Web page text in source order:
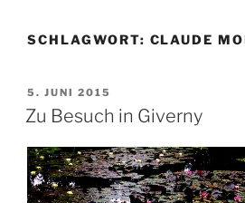
SCHLAGWORT: CLAUDE
VERÖFFENTLICHT
AM
5. JUNI 2015
Zu Besuch in Giverny